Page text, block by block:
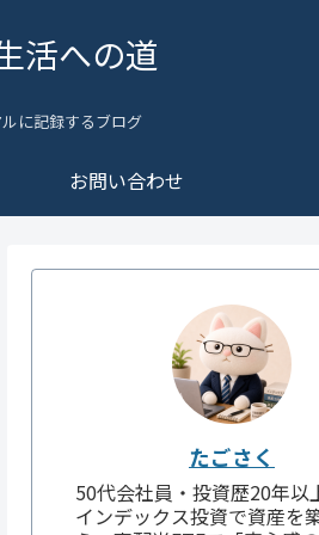
活への道
に記録するブログ
お問い合わせ
たごさく
50代会社員・投資歴20年以
インデックス投資で資産を